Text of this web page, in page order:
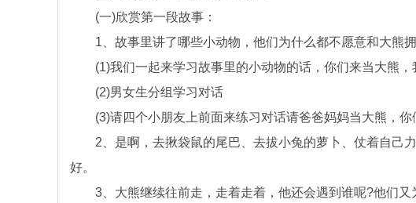
(一)欣赏第一段故事：
1、故事里讲了哪些小动物，他们为什么都不愿意和大熊
(1)我们一起来学习故事里的小动物的话，你们来当大熊，
(2)男女生分组学习对话
(3)请四个小朋友上前面来练习对话请爸爸妈妈当大熊，你
2、是啊，去揪袋鼠的尾巴、去拔小兔的萝卜、仗着自己
好。
3、大熊继续往前走，走着走着，他还会遇到谁呢?他们又